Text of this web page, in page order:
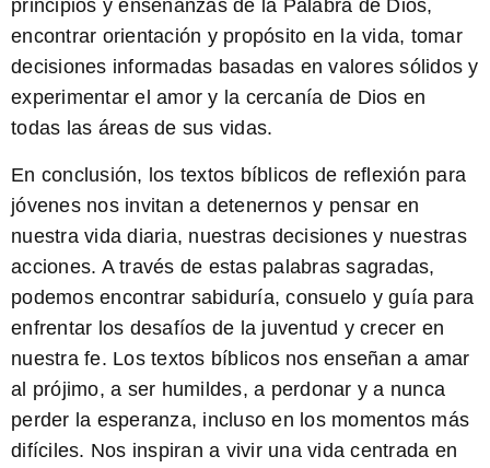
principios y enseñanzas de la Palabra de Dios,
encontrar orientación y propósito en la vida, tomar
decisiones informadas basadas en valores sólidos y
experimentar el amor y la cercanía de Dios en
todas las áreas de sus vidas.
En conclusión, los textos bíblicos de reflexión para
jóvenesnos invitan a detenernos y pensar en
nuestra vida diaria, nuestras decisiones y nuestras
acciones. A través de estas palabras sagradas,
podemos encontrar sabiduría, consuelo y guía para
enfrentar los desafíos de la juventud y crecer en
nuestra fe. Los textos bíblicos nos enseñan a amar
al prójimo, a ser humildes, a perdonar y a nunca
perder la esperanza, incluso en los momentos más
difíciles. Nos inspiran a vivir una vida centrada en